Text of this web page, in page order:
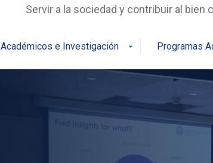
Servir a la sociedad y contribuir al
Académicos e Investigación arrow_drop_down Programas